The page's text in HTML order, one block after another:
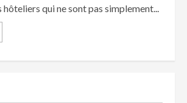
qui ne sont pas simplement...